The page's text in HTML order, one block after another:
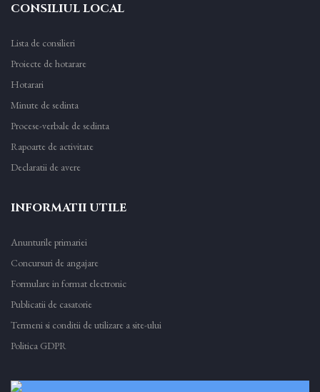
CONSILIUL LOCAL
Lista de consilieri
Proiecte de hotarare
Hotarari
Minute de sedinta
Procese-verbale de sedinta
Rapoarte de activitate
Declaratii de avere
INFORMATII UTILE
Anunturile primariei
Concursuri de angajare
Formulare in format electronic
Publicatii de casatorie
Termeni si conditii de utilizare a site-ului
Politica GDPR